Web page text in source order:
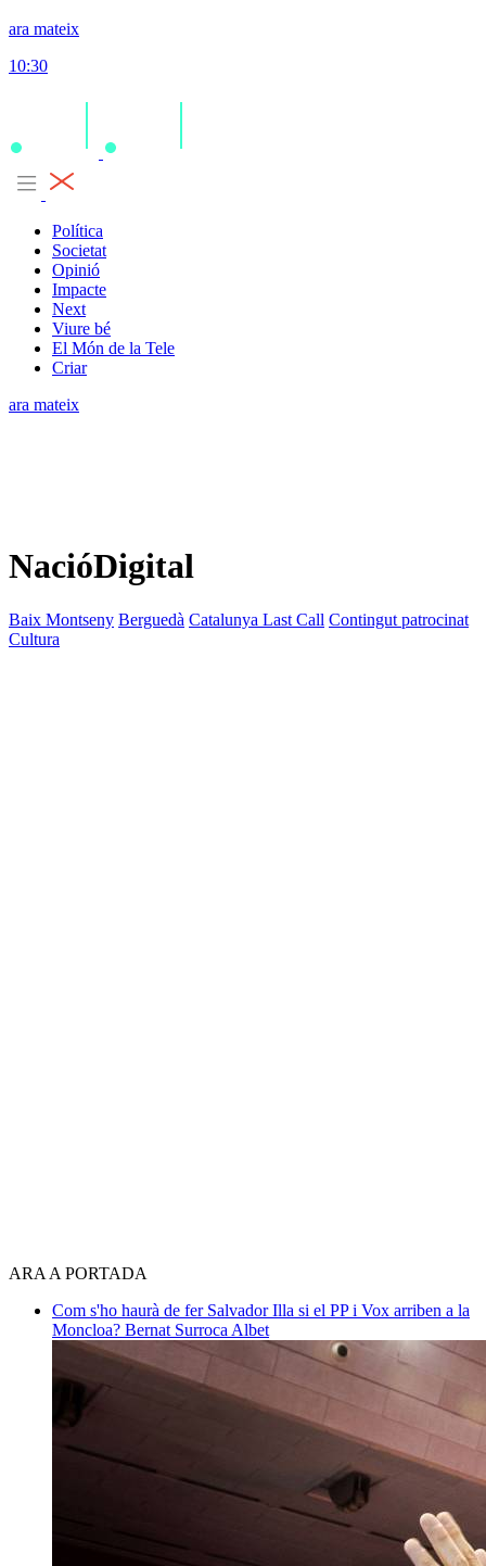
ara mateix
10:30
Política
Societat
Opinió
Impacte
Next
Viure bé
El Món de la Tele
Criar
ara mateix
NacióDigital
Baix Montseny Berguedà Catalunya Last Call Contingut patrocinat
Cultura
ARA A PORTADA
Com s'ho haurà de fer Salvador Illa si el PP i Vox arriben a la
Moncloa? Bernat Surroca Albet